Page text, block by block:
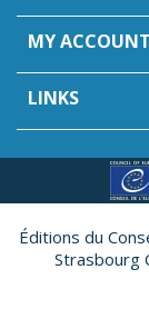
MY ACCOUNT
LINKS
Éditions du
Strasbourg